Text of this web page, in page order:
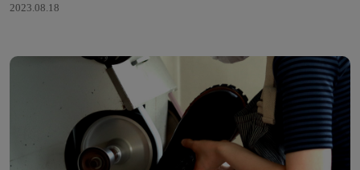
2023.08.18